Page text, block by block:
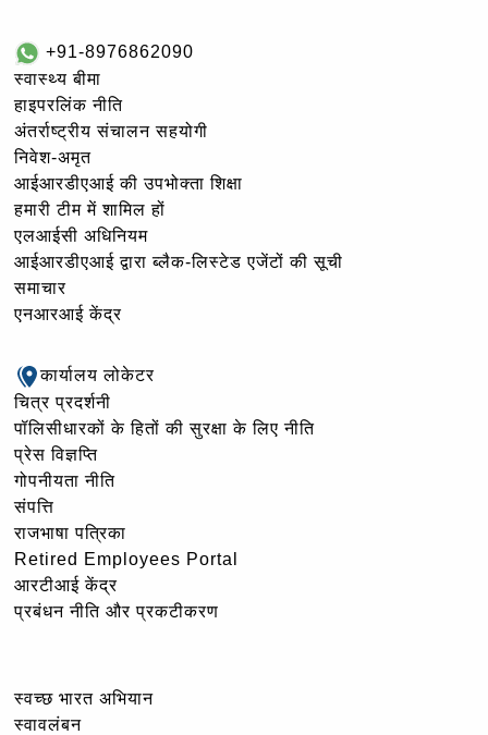
+91-8976862090
स्वास्थ्य बीमा
हाइपरलिंक नीति
अंतर्राष्ट्रीय संचालन सहयोगी
निवेश-अमृत
आईआरडीएआई की उपभोक्ता शिक्षा
हमारी टीम में शामिल हों
एलआईसी अधिनियम
आईआरडीएआई द्वारा ब्लैक-लिस्टेड एजेंटों की सूची
समाचार
एनआरआई केंद्र
कार्यालय लोकेटर
चित्र प्रदर्शनी
पॉलिसीधारकों के हितों की सुरक्षा के लिए नीति
प्रेस विज्ञप्ति
गोपनीयता नीति
संपत्ति
राजभाषा पत्रिका
Retired Employees Portal
आरटीआई केंद्र
प्रबंधन नीति और प्रकटीकरण
स्वच्छ भारत अभियान
स्वावलंबन